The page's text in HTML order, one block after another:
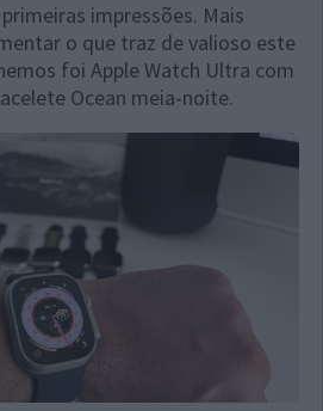
impressões. Mais
o que traz de valioso este
foi Apple Watch Ultra com
Ocean meia-noite.